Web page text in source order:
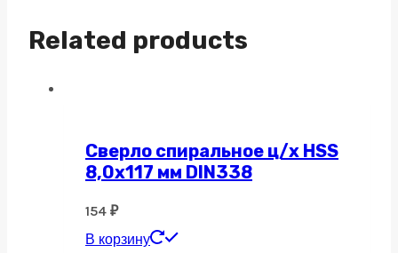
Related products
Сверло спиральное ц/х HSS
8,0х117 мм DIN338
154 ₽
В корзину